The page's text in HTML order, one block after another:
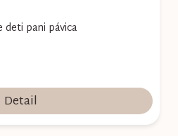
deti pani pávica
Detail